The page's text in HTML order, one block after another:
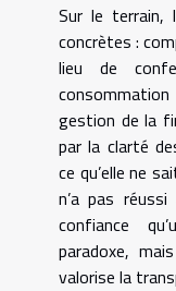
Sur le terrain,
concrètes :
lieu de
gestion de la
par la clarté
ce qu’elle ne
n’a pas
confiance
paradoxe,
valorise la